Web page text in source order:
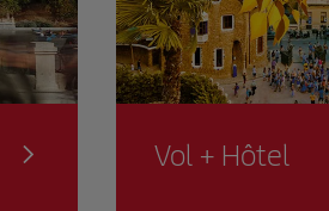
Vol + Hôtel